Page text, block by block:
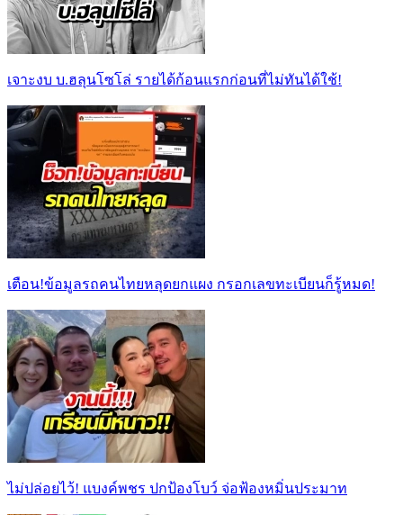
เจาะงบ บ.ฮลุนโซโล่ รายได้ก้อนแรกก่อนที่ไม่ทันได้ใช้!
เตือน!ข้อมูลรถคนไทยหลุดยกแผง กรอกเลขทะเบียนก็รู้หมด!
ไม่ปล่อยไว้! แบงค์พชร ปกป้องโบว์ จ่อฟ้องหมิ่นประมาท